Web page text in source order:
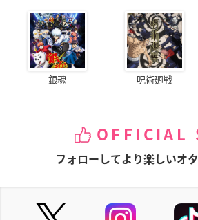
銀魂 呪術廻戦
OFFICIAL
フォローしてより楽しいオ